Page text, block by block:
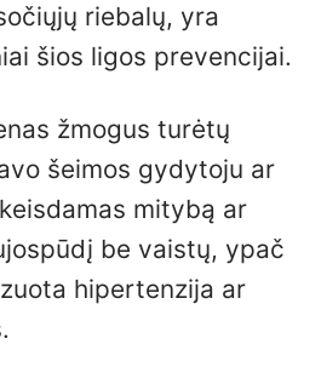
riebalų, yra
šios ligos prevencijai.
žmogus turėtų
šeimos gydytoju ar
mitybą ar
be vaistų, ypač
hipertenzija ar